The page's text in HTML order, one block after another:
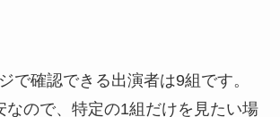
で確認できる出演者は9組です。
なので、特定の1組だけを見たい場